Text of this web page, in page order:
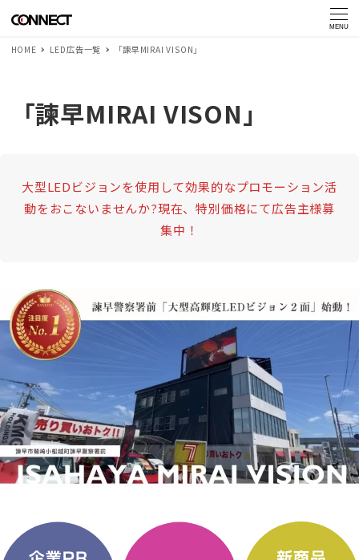
MENU
HOME LED広告一覧 「諫早MIRAI VISON」
「諫早MIRAI VISON」
大型LEDビジョンを使用して効果的なプロモーション活
動をおこないませんか?現在、特別価格にて広告主様募
集中！